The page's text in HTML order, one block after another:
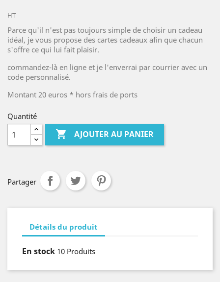
HT
Parce qu'il n'est pas toujours simple de choisir un cadeau
idéal, je vous propose des cartes cadeaux afin que chacun
s'offre ce qui lui fait plaisir.
commandez-là en ligne et je l'enverrai par courrier avec un
code personnalisé.
Montant 20 euros * hors frais de ports
Quantité
 AJOUTER AU PANIER
Partager
Détails du produit
En stock 10 Produits